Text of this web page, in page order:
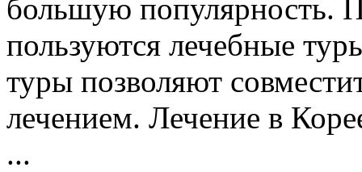
большую популярность.
пользуются лечебные
туры позволяют
лечением. Лечение в
...